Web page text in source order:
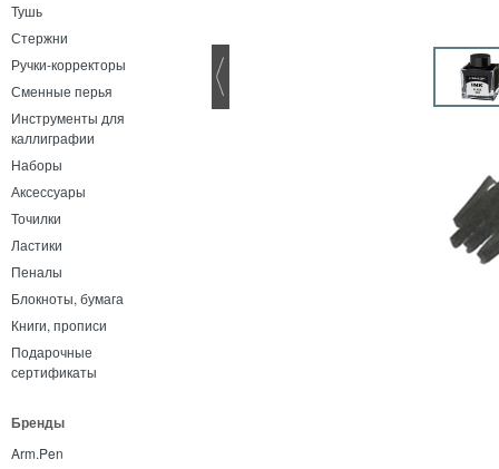
Тушь
Стержни
Ручки-корректоры
Сменные перья
Инструменты для
каллиграфии
Наборы
Аксессуары
Точилки
Ластики
Пеналы
Блокноты, бумага
Книги, прописи
Подарочные
сертификаты
Бренды
Arm.Pen